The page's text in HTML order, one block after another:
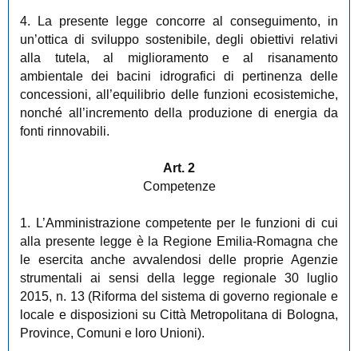
4. La presente legge concorre al conseguimento, in
un’ottica di sviluppo sostenibile, degli obiettivi relativi
alla tutela, al miglioramento e al risanamento
ambientale dei bacini idrografici di pertinenza delle
concessioni, all’equilibrio delle funzioni ecosistemiche,
nonché all’incremento della produzione di energia da
fonti rinnovabili.
Art. 2
Competenze
1. L’Amministrazione competente per le funzioni di cui
alla presente legge è la Regione Emilia-Romagna che
le esercita anche avvalendosi delle proprie Agenzie
strumentali ai sensi della legge regionale 30 luglio
2015, n. 13 (Riforma del sistema di governo regionale e
locale e disposizioni su Città Metropolitana di Bologna,
Province, Comuni e loro Unioni).